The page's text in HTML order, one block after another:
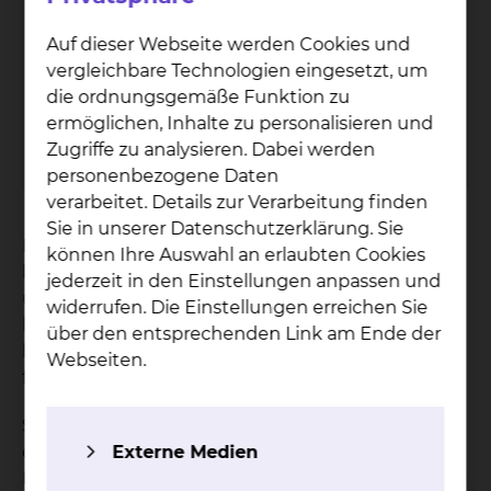
Salzdahlumer Straße 90, 38126 Braunschweig
Tel.:+49 531 595 2210
Tel.:+49 531 595 2339
Per E-Mail kontaktieren
Ihr Wohlbefinden und Ihre baldige Genesung
liegen uns am Herzen. Eine abwechslungsreiche
und gesunde Kost kann dazu einen guten Beitrag
leisten. Deswegen bereiten die Teams aus den
beiden Küchen des Klinikums Ihr Essen immer
frisch und direkt vor Ort für Sie zu.
Soweit Sie nicht durch eine ärztliche Verordnung
eingeschränkt sind, können Sie Ihr Essen nach
Auf dieser Webseite werden Cookies und
vergleichbare Technologien eingesetzt, um
die ordnungsgemäße Funktion zu
ermöglichen, Inhalte zu personalisieren und
Zugriffe zu analysieren. Dabei werden
personenbezogene Daten
verarbeitet. Details zur Verarbeitung finden
Sie in unserer Datenschutzerklärung. Sie
können Ihre Auswahl an erlaubten Cookies
jederzeit in den Einstellungen anpassen und
widerrufen. Die Einstellungen erreichen Sie
über den entsprechenden Link am Ende der
Webseiten.
Externe Medien